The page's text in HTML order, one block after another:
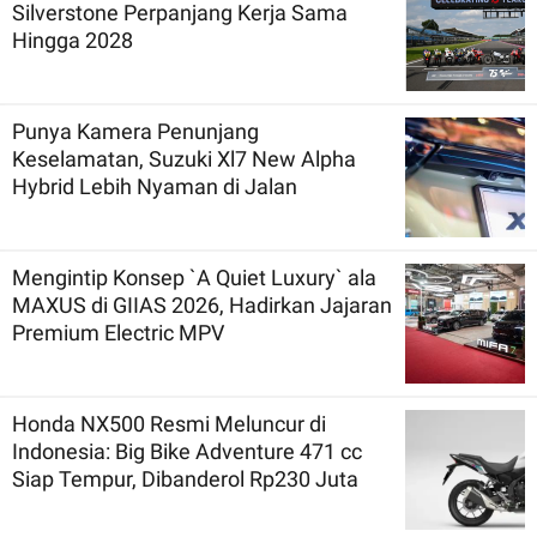
Silverstone Perpanjang Kerja Sama
Hingga 2028
Punya Kamera Penunjang
Keselamatan, Suzuki Xl7 New Alpha
Hybrid Lebih Nyaman di Jalan
Mengintip Konsep `A Quiet Luxury` ala
MAXUS di GIIAS 2026, Hadirkan Jajaran
Premium Electric MPV
Honda NX500 Resmi Meluncur di
Indonesia: Big Bike Adventure 471 cc
Siap Tempur, Dibanderol Rp230 Juta